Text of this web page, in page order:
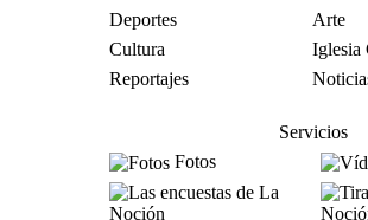
Deportes
Arte
Cultura
Iglesia
Reportajes
Servicios
Fotos